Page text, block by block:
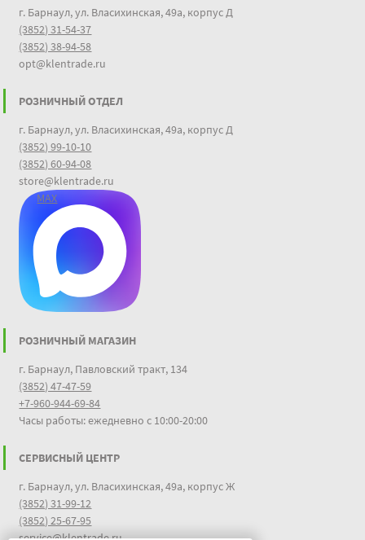
г. Барнаул, ул. Власихинская, 49а, корпус Д
(3852) 31-54-37
(3852) 38-94-58
opt@klentrade.ru
РОЗНИЧНЫЙ ОТДЕЛ
г. Барнаул, ул. Власихинская, 49а, корпус Д
(3852) 99-10-10
(3852) 60-94-08
store@klentrade.ru
MAX
РОЗНИЧНЫЙ МАГАЗИН
г. Барнаул, Павловский тракт, 134
(3852) 47-47-59
+7-960-944-69-84
Часы работы: ежедневно с 10:00-20:00
СЕРВИСНЫЙ ЦЕНТР
г. Барнаул, ул. Власихинская, 49а, корпус Ж
(3852) 31-99-12
(3852) 25-67-95